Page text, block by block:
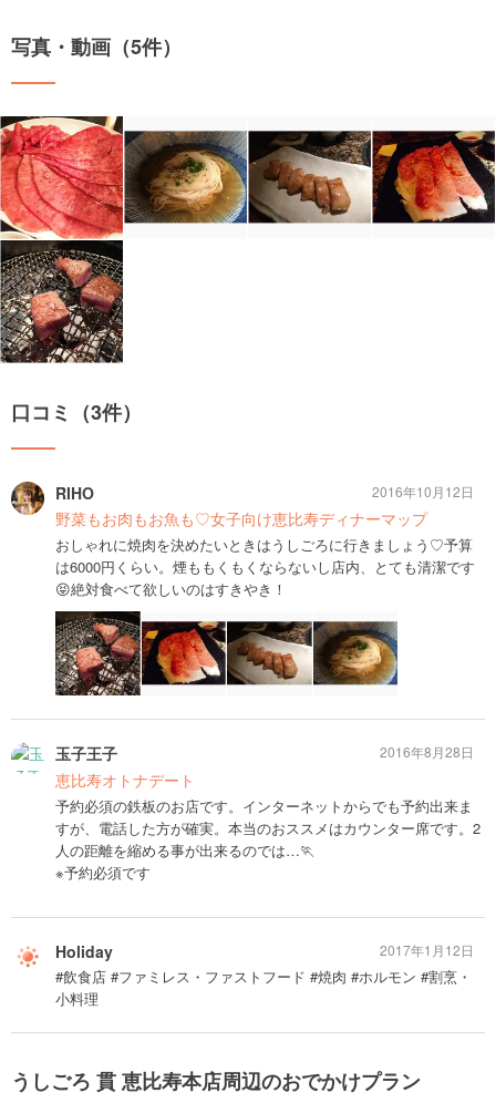
写真・動画（5件）
口コミ（3件）
RIHO
野菜もお肉もお魚も♡女子向け恵比寿ディナーマップ
おしゃれに焼肉を決めたいときはうしごろに行きましょう♡予算
は6000円くらい。煙ももくもくならないし店内、とても清潔です
😝絶対食べて欲しいのはすきやき！
2016年10月12日
玉子王子
恵比寿オトナデート
予約必須の鉄板のお店です。インターネットからでも予約出来ま
すが、電話した方が確実。本当のおススメはカウンター席です。2
人の距離を縮める事が出来るのでは…🏃
※予約必須です
2016年8月28日
Holiday
#飲食店 #ファミレス・ファストフード #焼肉 #ホルモン #割烹・
小料理
2017年1月12日
うしごろ 貫 恵比寿本店周辺のおでかけプラン